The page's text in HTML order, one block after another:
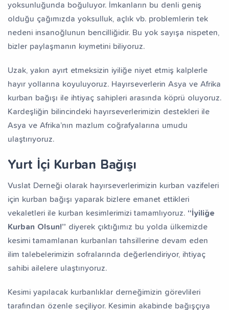
yoksunluğunda boğuluyor. İmkanların bu denli geniş
olduğu çağımızda yoksulluk, açlık vb. problemlerin tek
nedeni insanoğlunun bencilliğidir. Bu yok sayışa nispeten,
bizler paylaşmanın kıymetini biliyoruz.
Uzak, yakın ayırt etmeksizin iyiliğe niyet etmiş kalplerle
hayır yollarına koyuluyoruz. Hayırseverlerin Asya ve Afrika
kurban bağışı ile ihtiyaç sahipleri arasında köprü oluyoruz.
Kardeşliğin bilincindeki hayırseverlerimizin destekleri ile
Asya ve Afrika’nın mazlum coğrafyalarına umudu
ulaştırıyoruz.
Yurt İçi Kurban Bağışı
Vuslat Derneği olarak hayırseverlerimizin kurban vazifeleri
için kurban bağışı yaparak bizlere emanet ettikleri
vekaletleri ile kurban kesimlerimizi tamamlıyoruz. “İyiliğe
Kurban Olsun!” diyerek çıktığımız bu yolda ülkemizde
kesimi tamamlanan kurbanları tahsillerine devam eden
ilim talebelerimizin sofralarında değerlendiriyor, ihtiyaç
sahibi ailelere ulaştırıyoruz.
Kesimi yapılacak kurbanlıklar derneğimizin görevlileri
tarafından özenle seçiliyor. Kesimin akabinde bağışçıya